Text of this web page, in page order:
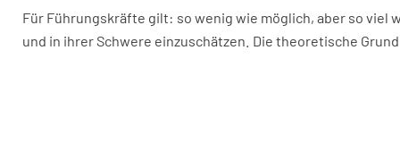
Für Führungskräfte gilt: so wenig wie möglich, aber so
und in ihrer Schwere einzuschätzen. Die theoretische